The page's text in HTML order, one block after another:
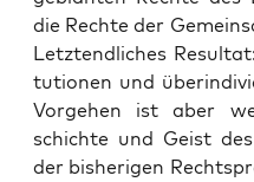
die Rech­te der
Letzt­end­li­ches
tu­tio­nen und
Vor­ge­hen ist aber
schich­te und Geist
der bis­he­ri­gen